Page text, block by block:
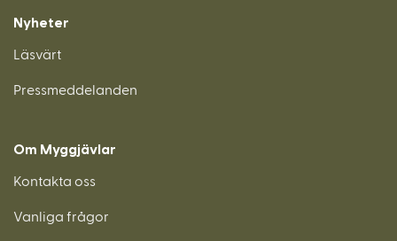
Nyheter
Läsvärt
Pressmeddelanden
Om Myggjävlar
Kontakta oss
Vanliga frågor